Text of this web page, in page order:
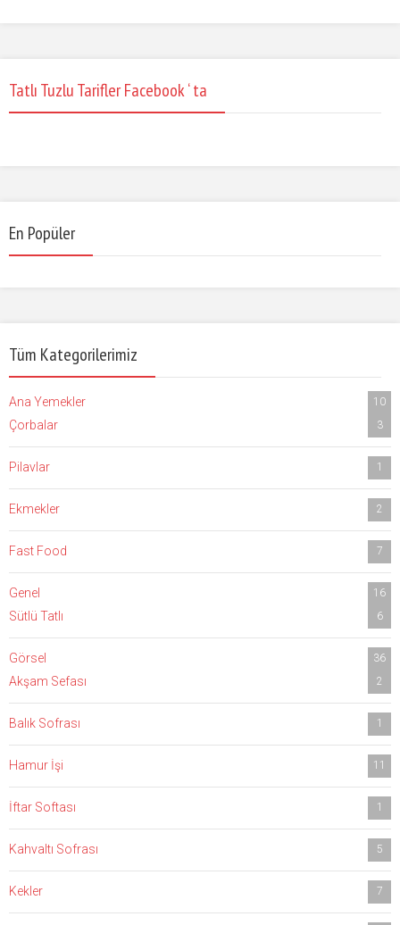
Tatlı Tuzlu Tarifler Facebook ‘ ta
En Popüler
Tüm Kategorilerimiz
Ana Yemekler 10
Çorbalar 3
Pilavlar 1
Ekmekler 2
Fast Food 7
Genel 16
Sütlü Tatlı 6
Görsel 36
Akşam Sefası 2
Balık Sofrası 1
Hamur İşi 11
İftar Softası 1
Kahvaltı Sofrası 5
Kekler 7